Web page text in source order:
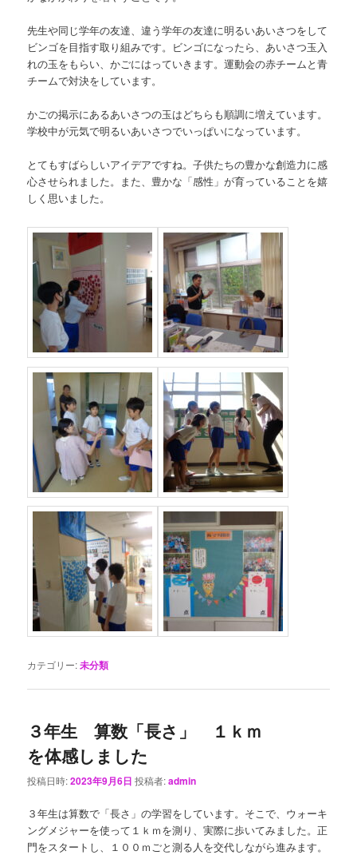
先生や同じ学年の友達、違う学年の友達に明るいあいさつをして
ビンゴを目指す取り組みです。ビンゴになったら、あいさつ玉入
れの玉をもらい、かごにはっていきます。運動会の赤チームと青
チームで対決をしています。
かごの掲示にあるあいさつの玉はどちらも順調に増えています。
学校中が元気で明るいあいさつでいっぱいになっています。
とてもすばらしいアイデアですね。子供たちの豊かな創造力に感
心させられました。また、豊かな「感性」が育っていることを嬉
しく思いました。
カテゴリー:未分類
３年生 算数「長さ」 １ｋｍ
を体感しました
投稿日時:2023年9月6日 投稿者:admin
３年生は算数で「長さ」の学習をしています。そこで、ウォーキ
ングメジャーを使って１ｋｍを測り、実際に歩いてみました。正
門をスタートし、１００ｍごと測る人を交代しながら進みます。